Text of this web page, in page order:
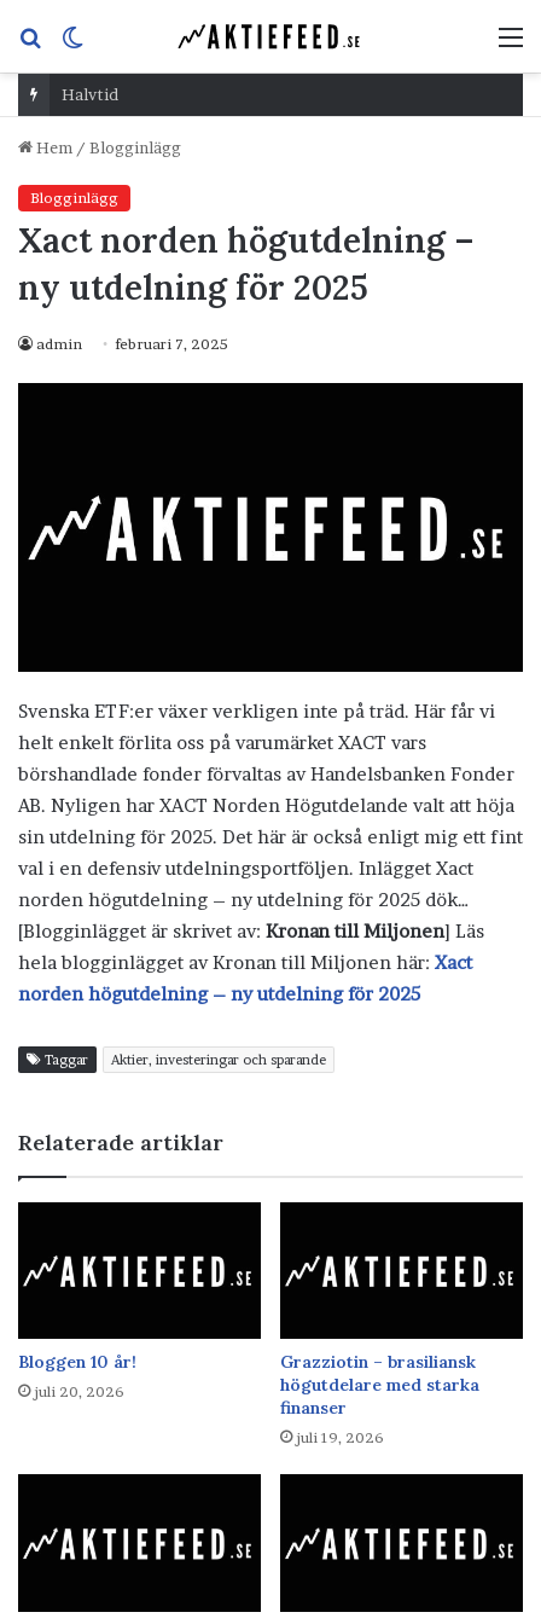
Sök
efterskin
Halvtid
Hem / Blogginlägg
Blogginlägg
Xact norden högutdelning –
ny utdelning för 2025
admin februari 7, 2025
Svenska ETF:er växer verkligen inte på träd. Här får vi
helt enkelt förlita oss på varumärket XACT vars
börshandlade fonder förvaltas av Handelsbanken Fonder
AB. Nyligen har XACT Norden Högutdelande valt att höja
sin utdelning för 2025. Det här är också enligt mig ett fint
val i en defensiv utdelningsportföljen. Inlägget Xact
norden högutdelning – ny utdelning för 2025 dök…
[Blogginlägget är skrivet av: Kronan till Miljonen] Läs
hela blogginlägget av Kronan till Miljonen här: Xact
norden högutdelning – ny utdelning för 2025
Taggar Aktier, investeringar och sparande
Relaterade artiklar
Bloggen 10 år!
juli 20, 2026
Grazziotin – brasiliansk
högutdelare med starka
finanser
juli 19, 2026